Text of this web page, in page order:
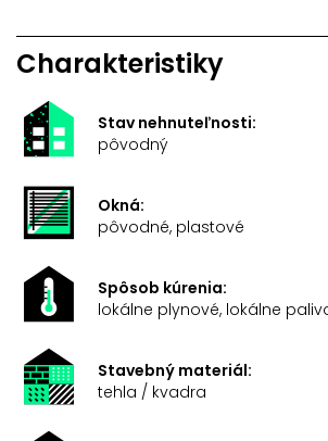
Charakteristiky
Stav nehnuteľnosti:
pôvodný
Okná:
pôvodné, plastové
Spôsob kúrenia:
lokálne plynové, lokálne
Stavebný materiál:
tehla / kvadra